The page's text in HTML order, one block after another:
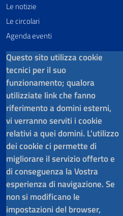
Le notizie
Le circolari
Agenda eventi
Questo sito utilizza cookie
tecnici per il suo
funzionamento; qualora
utilizziate link che fanno
riferimento a domini esterni,
vi verranno serviti i cookie
relativi a quei domini. L'utilizzo
dei cookie ci permette di
migliorare il servizio offerto e
di conseguenza la Vostra
esperienza di navigazione. Se
non si modificano le
impostazioni del browser,